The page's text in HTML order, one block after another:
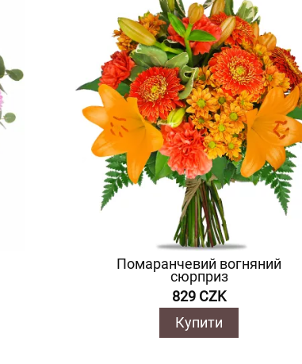
Помаранчевий вогняний
сюрприз
829 CZK
Купити